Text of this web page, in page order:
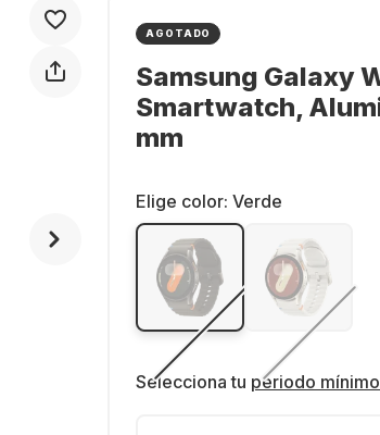
AGOTADO
Samsung Galaxy
Smartwatch,
mm
Elige color: Verde
Selecciona tu periodo